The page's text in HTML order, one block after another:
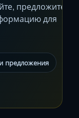
предложите
для
предложения